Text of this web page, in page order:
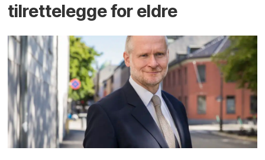
tilrettelegge for eldre